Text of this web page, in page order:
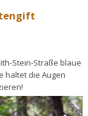
Stein-Straße blaue
haltet die Augen